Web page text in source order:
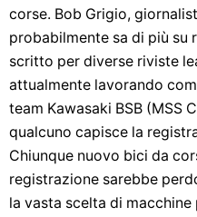
corse. Bob Grigio,
probabilmente sa di più su
scritto per diverse riviste
attualmente lavorando
team Kawasaki BSB (MSS
qualcuno capisce la
Chiunque nuovo bici da
registrazione sarebbe
la vasta scelta di